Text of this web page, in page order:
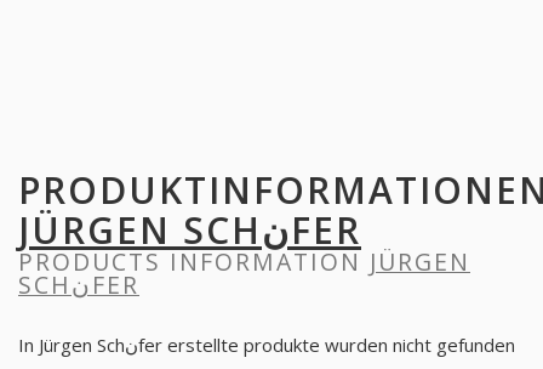
JÜRGEN SCHنFER
PRODUCTS INFORMATION JÜRGEN
SCHنFER
In Jürgen Schنfer erstellte produkte wurden nicht gefunden